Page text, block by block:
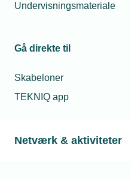
Undervisningsmateriale
Gå direkte til
Skabeloner
TEKNIQ app
Netværk & aktiviteter